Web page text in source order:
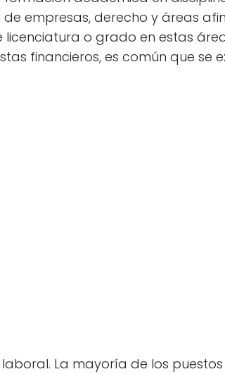
empresas, derecho y áreas
o grado en estas
financieros, es común que se
La mayoría de los puestos